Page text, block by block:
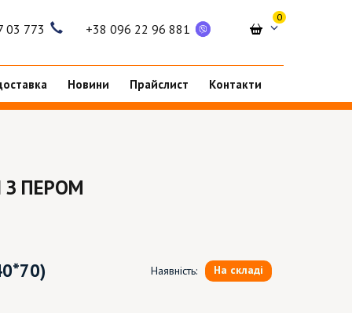
03 773 +38 096 22 96 881
0
Новини Прайслист Контакти
ПЕРОМ
Наявність: На складі